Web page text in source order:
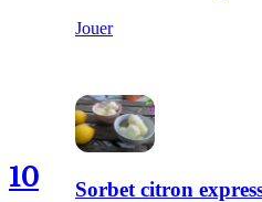
Jouer
10 Sorbet citron